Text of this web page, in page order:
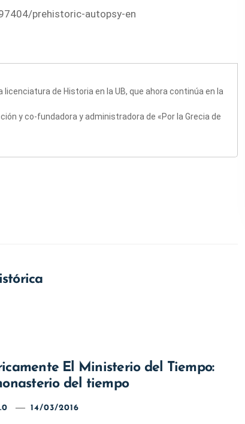
prehistoric-autopsy-en
licenciatura de Historia en la UB, que ahora continúa en la
y co-fundadora y administradora de «Por la Grecia de
El Ministerio del Tiempo:
del tiempo
14/03/2016